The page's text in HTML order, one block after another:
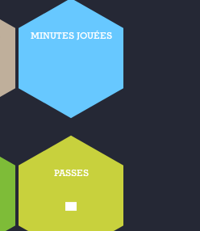
MINUTES JOUÉES
PASSES
-